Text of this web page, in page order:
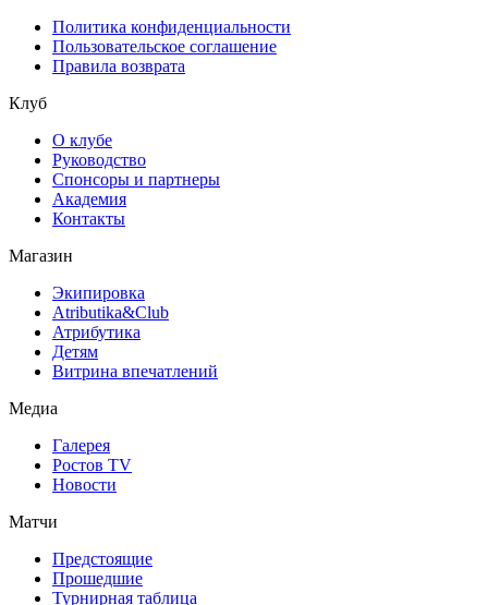
Политика конфиденциальности
Пользовательское соглашение
Правила возврата
Клуб
О клубе
Руководство
Спонсоры и партнеры
Академия
Контакты
Магазин
Экипировка
Atributika&Club
Атрибутика
Детям
Витрина впечатлений
Медиа
Галерея
Ростов TV
Новости
Матчи
Предстоящие
Прошедшие
Турнирная таблица